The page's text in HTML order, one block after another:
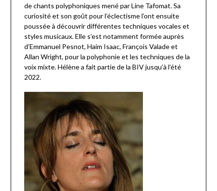
de chants polyphoniques mené par Line Tafomat. Sa
curiosité et son goût pour l’éclectisme l’ont ensuite
poussée à découvrir différentes techniques vocales et
styles musicaux. Elle s’est notamment formée auprès
d’Emmanuel Pesnot, Haim Isaac, François Valade et
Allan Wright, pour la polyphonie et les techniques de la
voix mixte. Hélène a fait partie de la BIV jusqu’à l’été
2022.